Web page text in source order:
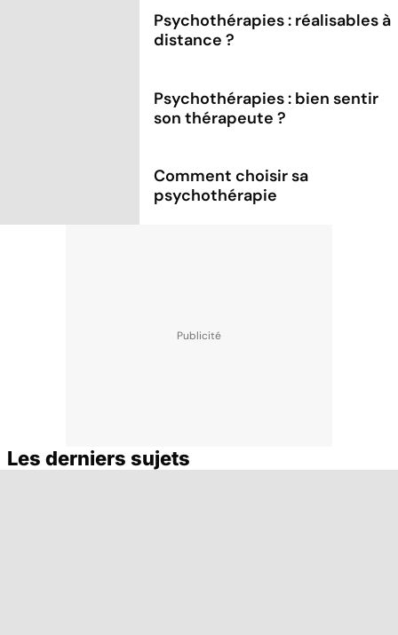
Psychothérapies : réalisables à
distance ?
Psychothérapies : bien sentir
son thérapeute ?
Comment choisir sa
psychothérapie
Les derniers sujets